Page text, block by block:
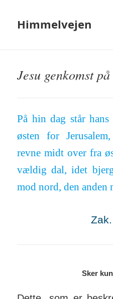
Himmelvejen
Jesu genkomst
På hin dag står
østen for
revne midt over fra
vældig dal, idet
mod nord, den anden
Sker